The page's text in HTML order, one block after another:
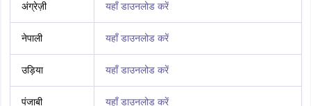
अंग्रेज़ी यहाँ डाउनलोड करें
नेपाली यहाँ डाउनलोड करें
उड़िया यहाँ डाउनलोड करें
पंजाबी यहाँ डाउनलोड करें